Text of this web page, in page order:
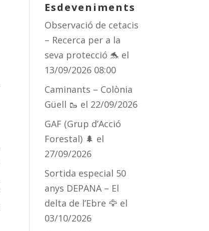
Esdeveniments
Observació de cetacis
– Recerca per a la
seva protecció 🐬 el
13/09/2026 08:00
Caminants – Colònia
Güell 🥾 el 22/09/2026
GAF (Grup d’Acció
Forestal) 🌲 el
27/09/2026
Sortida especial 50
anys DEPANA – El
delta de l’Ebre 🦅 el
03/10/2026